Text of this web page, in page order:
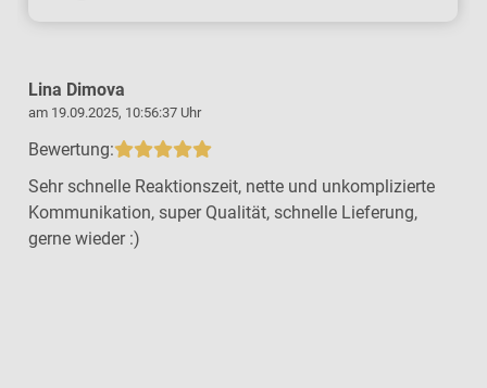
Lina Dimova
am 19.09.2025, 10:56:37 Uhr
Bewertung:
Sehr schnelle Reaktionszeit, nette und unkomplizierte
Kommunikation, super Qualität, schnelle Lieferung,
gerne wieder :)